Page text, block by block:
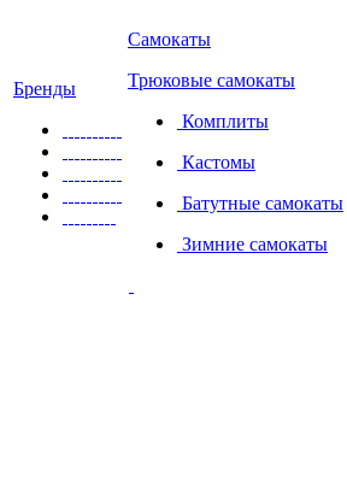
Бренды
Самокаты
Трюковые самокаты
Комплиты
Кастомы
Батутные самокаты
Зимние самокаты